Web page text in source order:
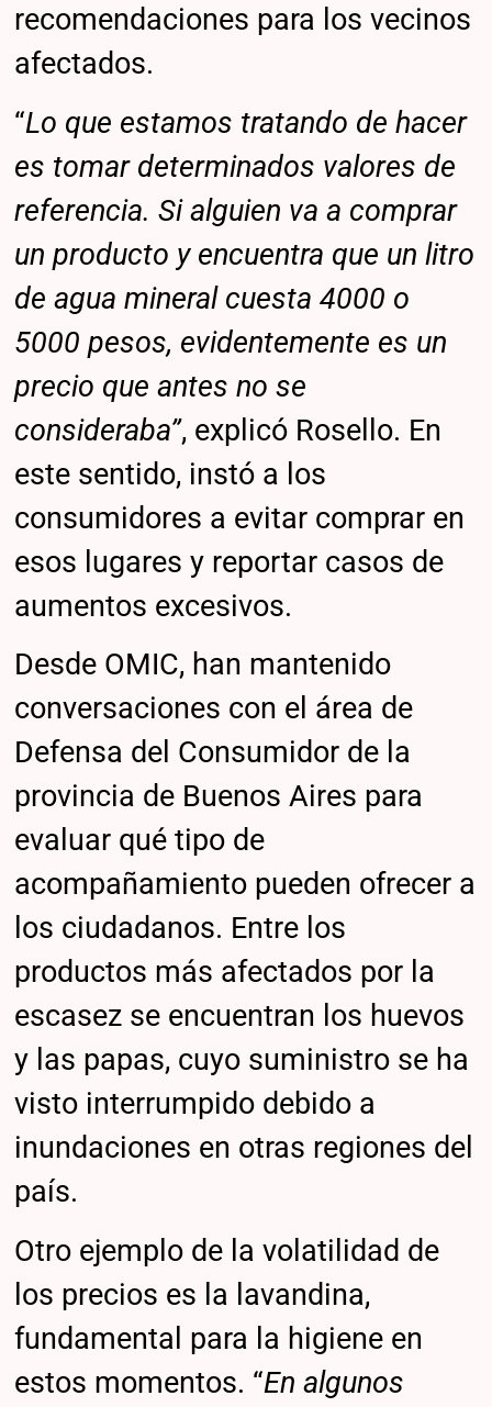
recomendaciones para los vecinos
afectados.
“Lo que estamos tratando de hacer
es tomar determinados valores de
referencia. Si alguien va a comprar
un producto y encuentra que un litro
de agua mineral cuesta 4000 o
5000 pesos, evidentemente es un
precio que antes no se
consideraba”, explicó Rosello. En
este sentido, instó a los
consumidores a evitar comprar en
esos lugares y reportar casos de
aumentos excesivos.
Desde OMIC, han mantenido
conversaciones con el área de
Defensa del Consumidor de la
provincia de Buenos Aires para
evaluar qué tipo de
acompañamiento pueden ofrecer a
los ciudadanos. Entre los
productos más afectados por la
escasez se encuentran los huevos
y las papas, cuyo suministro se ha
visto interrumpido debido a
inundaciones en otras regiones del
país.
Otro ejemplo de la volatilidad de
los precios es la lavandina,
fundamental para la higiene en
estos momentos. “En algunos